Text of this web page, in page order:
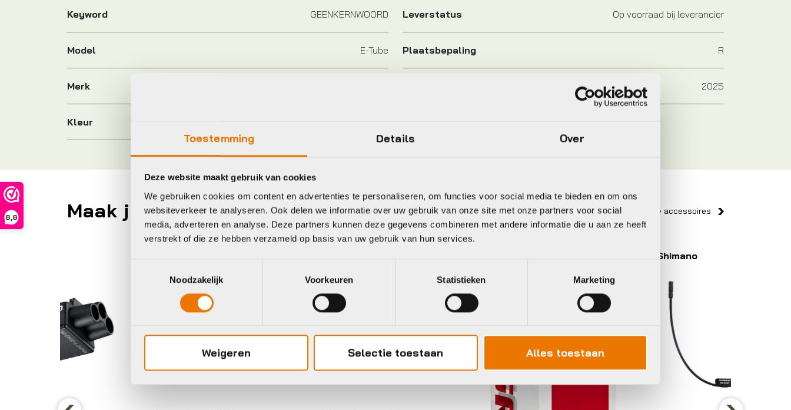
Toestemming Details Over
Deze website maakt gebruik van cookies
We gebruiken cookies om content en advertenties te personaliseren, om functies voor social media te bieden en om ons
websiteverkeer te analyseren. Ook delen we informatie over uw gebruik van onze site met onze partners voor social
media, adverteren en analyse. Deze partners kunnen deze gegevens combineren met andere informatie die u aan ze heeft
verstrekt of die ze hebben verzameld op basis van uw gebruik van hun services.
Noodzakelijk
Voorkeuren Statistieken Marketing
Weigeren Selectie toestaan Alles toestaan
8,8
Keyword GEENKERNWOORD Leverstatus Op voorraad bij leverancier
Model E-Tube Plaatsbepaling R
Merk 2025
Kleur
Maak je fiets compleet Bekijk alle accessoires